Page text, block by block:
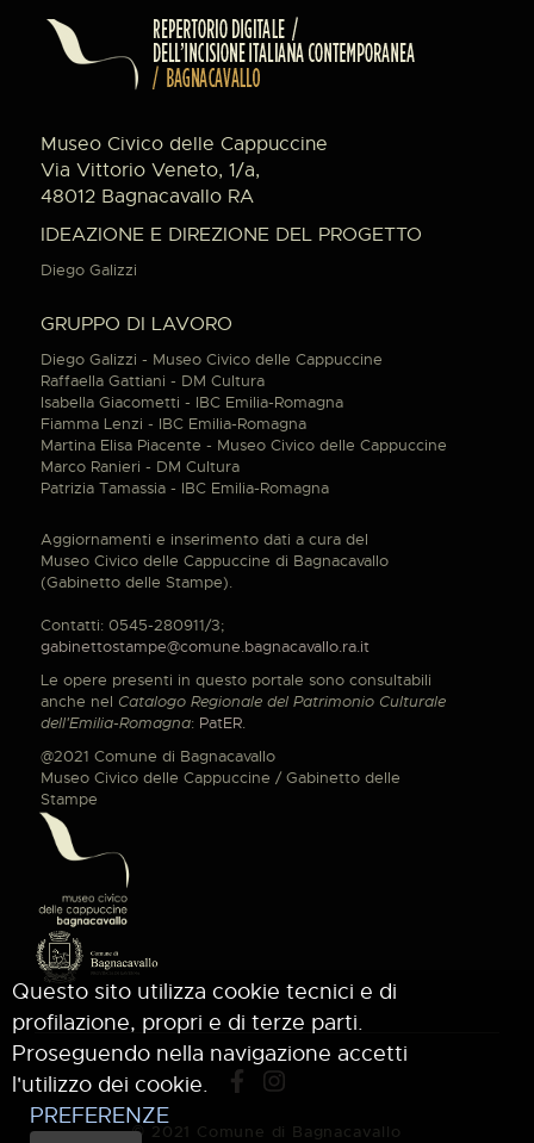
Museo Civico delle Cappuccine
Via Vittorio Veneto, 1/a,
48012 Bagnacavallo RA
IDEAZIONE E DIREZIONE DEL PROGETTO
Diego Galizzi
GRUPPO DI LAVORO
Diego Galizzi - Museo Civico delle Cappuccine
Raffaella Gattiani - DM Cultura
Isabella Giacometti - IBC Emilia-Romagna
Fiamma Lenzi - IBC Emilia-Romagna
Martina Elisa Piacente - Museo Civico delle Cappuccine
Marco Ranieri - DM Cultura
Patrizia Tamassia - IBC Emilia-Romagna
Aggiornamenti e inserimento dati a cura del
Museo Civico delle Cappuccine di Bagnacavallo
(Gabinetto delle Stampe).
Contatti: 0545-280911/3;
gabinettostampe@comune.bagnacavallo.ra.it
Le opere presenti in questo portale sono consultabili
anche nel Catalogo Regionale del Patrimonio Culturale
dell'Emilia-Romagna: PatER.
@2021 Comune di Bagnacavallo
Museo Civico delle Cappuccine / Gabinetto delle
Stampe
© 2021 Comune di Bagnacavallo
Questo sito utilizza cookie tecnici e di
profilazione, propri e di terze parti.
Proseguendo nella navigazione accetti
l'utilizzo dei cookie.
PREFERENZE